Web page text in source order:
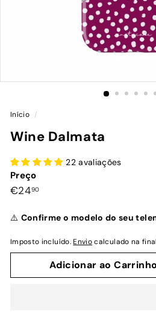
Início /
Wine Dalmata
22 avaliações
Preço
Preço
€2490€24,90
⚠️ Confirme o modelo do seu
Imposto incluído.Enviocalculado na
Adicionar ao